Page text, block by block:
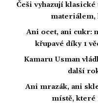
Češi vyhazují
materiálem,
Ani ocet, ani cukr:
křupavé díky 1
Kamaru Usman
další
Ani mrazák, ani
místě, které